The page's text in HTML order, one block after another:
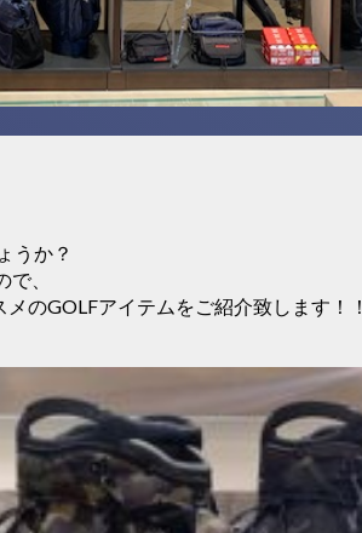
うか？
、
のGOLFアイテムをご紹介致します！！